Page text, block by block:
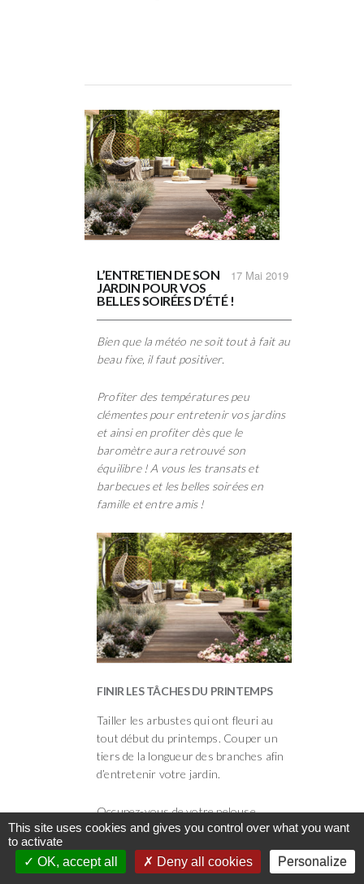
17 Mai 2019
L’ENTRETIEN DE SON
JARDIN POUR VOS
BELLES SOIRÉES D’ÉTÉ !
Bien que la météo ne soit tout à fait au
beau fixe, il faut positiver.
Profiter des températures peu
clémentes pour entretenir vos jardins
et ainsi en profiter dès que le
baromètre aura retrouvé son
équilibre ! A vous les transats et
barbecues et les belles soirées en
famille et entre amis !
FINIR LES TÂCHES DU PRINTEMPS
Tailler les arbustes qui ont fleuri au
tout début du printemps. Couper un
tiers de la longueur des branches afin
d’entretenir votre jardin.
Occupez-vous de votre pelouse.
Soignez-la en tout début de saison !
Elle sera inévitablement mise à
contribution durant l’été avec les
This site uses cookies and gives you control over what you want
to activate
OK, accept all
Deny all cookies Personalize